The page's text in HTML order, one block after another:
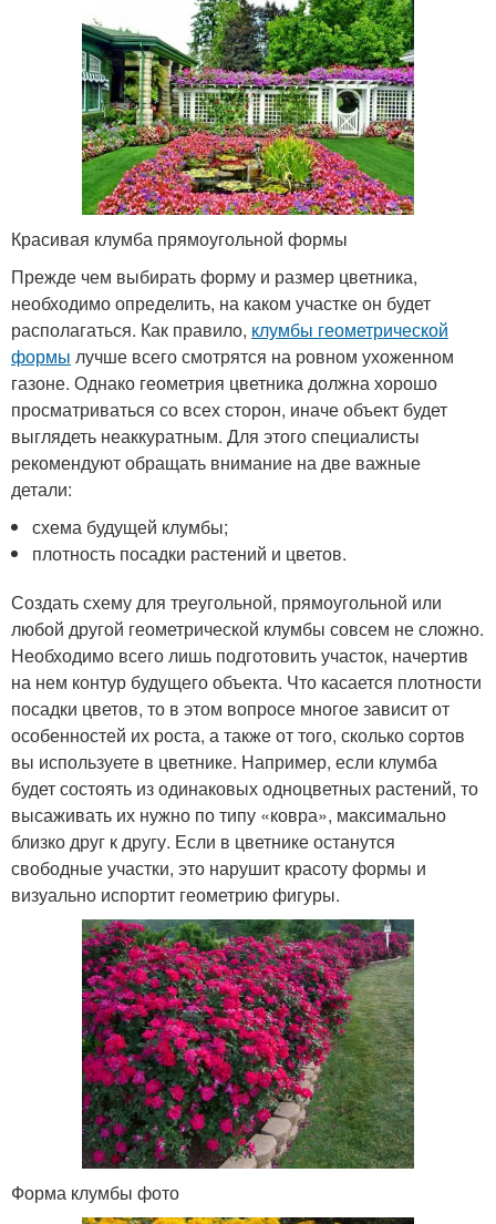
Красивая клумба прямоугольной формы
Прежде чем выбирать форму и размер цветника,
необходимо определить, на каком участке он будет
располагаться. Как правило, клумбы геометрической
формы лучше всего смотрятся на ровном ухоженном
газоне. Однако геометрия цветника должна хорошо
просматриваться со всех сторон, иначе объект будет
выглядеть неаккуратным. Для этого специалисты
рекомендуют обращать внимание на две важные
детали:
схема будущей клумбы;
плотность посадки растений и цветов.
Создать схему для треугольной, прямоугольной или
любой другой геометрической клумбы совсем не сложно.
Необходимо всего лишь подготовить участок, начертив
на нем контур будущего объекта. Что касается плотности
посадки цветов, то в этом вопросе многое зависит от
особенностей их роста, а также от того, сколько сортов
вы используете в цветнике. Например, если клумба
будет состоять из одинаковых одноцветных растений, то
высаживать их нужно по типу «ковра», максимально
близко друг к другу. Если в цветнике останутся
свободные участки, это нарушит красоту формы и
визуально испортит геометрию фигуры.
Форма клумбы фото